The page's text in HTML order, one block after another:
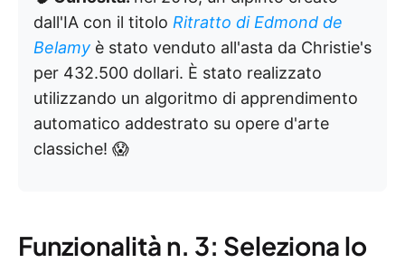
dall'IA con il titolo Ritratto di Edmond de
Belamy è stato venduto all'asta da Christie's
per 432.500 dollari. È stato realizzato
utilizzando un algoritmo di apprendimento
automatico addestrato su opere d'arte
classiche! 😱
Funzionalità n. 3: Seleziona lo